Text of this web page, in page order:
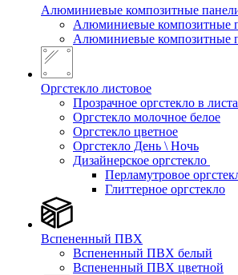
Алюминиевые композитные
Алюминиевые композитные
Алюминиевые композитные
Оргстекло листовое
Прозрачное оргстекло в
Оргстекло молочное белое
Оргстекло цветное
Оргстекло День \ Ночь
Дизайнерское оргстекло
Перламутровое
Глиттерное оргстекло
Вспененный ПВХ
Вспененный ПВХ белый
Вспененный ПВХ цветной